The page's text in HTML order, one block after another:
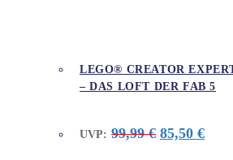
LEGO® CREATOR
– DAS LOFT DER FAB 5
UVP: 99,99€
Preis
85,50 €